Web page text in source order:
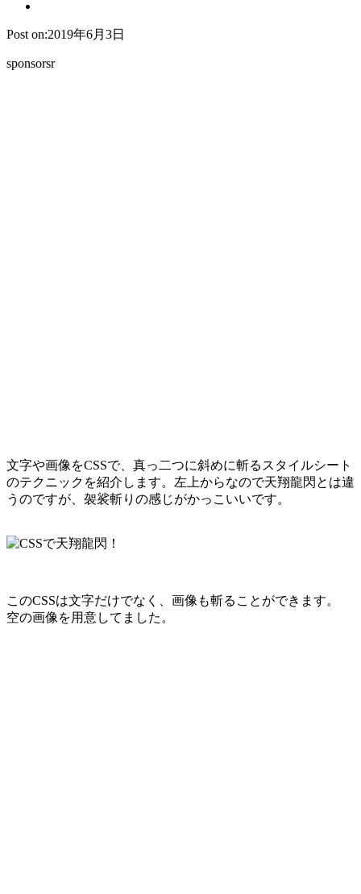
Post on:2019年6月3日
sponsorsr
文字や画像をCSSで、真っ二つに斜めに斬るスタイルシート
のテクニックを紹介します。左上からなので天翔龍閃とは違
うのですが、袈裟斬りの感じがかっこいいです。
このCSSは文字だけでなく、画像も斬ることができます。
空の画像を用意してました。